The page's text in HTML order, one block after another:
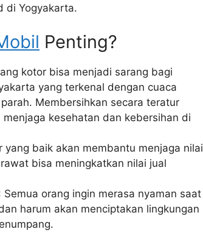
di Yogyakarta.
Penting?
kotor bisa menjadi sarang bagi
yang terkenal dengan cuaca
Membersihkan secara teratur
kesehatan dan kebersihan di
yang baik akan membantu menjaga nilai
bisa meningkatkan nilai jual
Semua orang ingin merasa nyaman saat
harum akan menciptakan lingkungan